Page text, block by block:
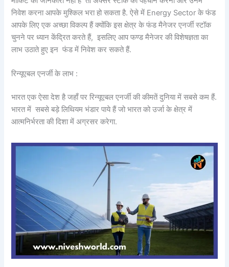
निवेश करना आपके मुश्किल भरा हो सकता है. ऐसे में Energy Sector के फंड
आपके लिए एक अच्छा विकल्प हैं क्योंकि इस क्षेत्र के फंड मैनेजर एनर्जी स्टॉक
चुनने पर ध्यान केंद्रित करते हैं, इसलिए आप फण्ड मैनेजर की विशेषज्ञता का
लाभ उठाते हुए इन फंड में निवेश कर सकते हैं.
रिन्यूएबल एनर्जी के लाभ :
भारत एक ऐसा देश है जहाँ पर रिन्यूएबल एनर्जी की कीमतें दुनिया में सबसे कम हैं.
भारत में सबसे बड़े लिथियम भंडार पाये हैं जो भारत को उर्जा के क्षेत्र में
आत्मनिर्भरता की दिशा में अग्रसर करेगा.